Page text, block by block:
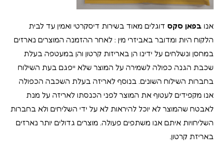
אנו בפאן סקס דוגלים מאוד בשירות דיסקרטי ואמין עד לבית
הלקוח היות ומדובר באביזרי מין : לאחר ההזמנה המוצרים נארזים
במחסן ונשלחים על ידינו הן באריזות קרטון והן במעטפה בעלת
שכבת הגנה כפולה לשמירה על המוצר שלא ייפגם בעת השילוח
בחברות השילוח השונים. בנוסף לאריזה בעלת השכבה הכפולה
אנו מקפידים לעטוף את המוצר לפני הכנסתו לאריזה על מנת
לאבטח שהמוצר לא יוכל להיראות לא על ידי השליחים ולא בחברות
השליחויות איתם אנו משתפים פעולה. מוצרים גדולים יותר נארזים
באריזת קרטון.